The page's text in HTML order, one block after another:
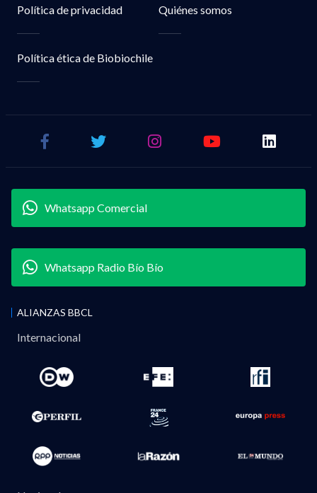
Política de privacidad Quiénes somos
Política ética de Biobiochile
Whatsapp Comercial
Whatsapp Radio Bío Bío
ALIANZAS BBCL
Internacional